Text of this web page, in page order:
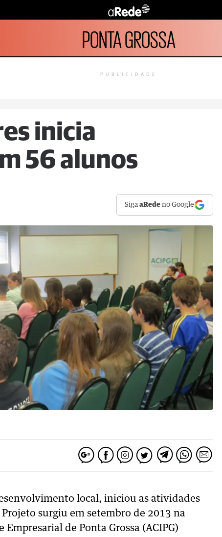
PONTA GROSSA
PUBLICIDADE
inicia
56 alunos
SigaaRede no Google
local, iniciou as atividades
surgiu em setembro de 2013 na
de Ponta Grossa (ACIPG)